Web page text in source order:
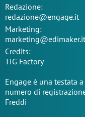
Redazione:
redazione@engage.it
Marketing:
marketing@edimaker.it
Credits:
TIG Factory
Engage è una testata
numero di
Freddi